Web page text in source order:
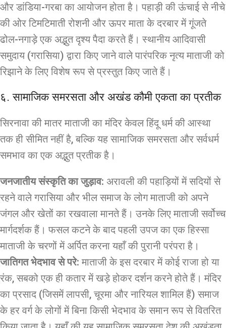
और डांडिया-गरबा का आयोजन होता है। पहाड़ी की ऊंचाई से नीचे
की ओर टिमटिमाती रोशनी और ऊपर माता के दरबार में गूंजते
ढोल-नगाड़े एक अद्भुत दृश्य पैदा करते हैं। स्थानीय आदिवासी
समुदाय (गरासिया) द्वारा किए जाने वाले पारंपरिक नृत्य माताजी को
रिझाने के लिए विशेष रूप से प्रस्तुत किए जाते हैं।
६. सामाजिक समरसता और अखंड कौमी एकता का प्रतीक
सिरनावा की मातर माताजी का मंदिर केवल हिंदू धर्म की आस्था
तक ही सीमित नहीं है, बल्कि यह सामाजिक समरसता और सर्वधर्म
समभाव का एक अद्भुत प्रतीक है।
जनजातीय संस्कृति का जुड़ाव: अरावली की पहाड़ियों में सदियों से
रहने वाले गरासिया और भील समाज के लोग माताजी को अपने
जंगल और खेतों का रखवाला मानते हैं। उनके लिए माताजी सर्वोच्च
मार्गदर्शक हैं। फसल कटने के बाद पहली उपज का एक हिस्सा
माताजी के चरणों में अर्पित करना यहाँ की पुरानी परंपरा है।
जातिगत भेदभाव से परे: माताजी के इस दरबार में कोई राजा हो या
रंक, सबको एक ही कतार में खड़े होकर दर्शन करने होते हैं। मंदिर
का प्रसाद (जिसमें लापसी, चूरमा और नारियल शामिल हैं) समाज
के हर वर्ग के लोगों में बिना किसी भेदभाव के समान रूप से वितरित